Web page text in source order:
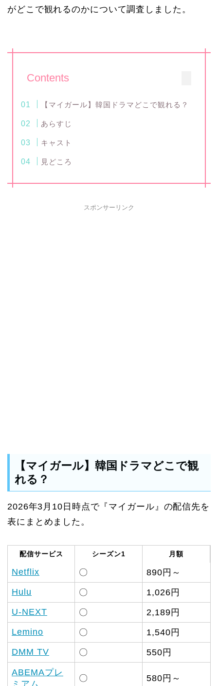
がどこで観れるのかについて調査しました。
Contents
【マイガール】韓国ドラマどこで観れる？
あらすじ
キャスト
見どころ
スポンサーリンク
【マイガール】韓国ドラマどこで観
れる？
2026年3月10日時点で『マイガール』の配信先を
表にまとめました。
配信サービス シーズン1 月額
Netflix 〇
890円～
Hulu
〇
1,026円
U-NEXT
〇
2,189円
Lemino
〇
1,540円
DMM TV
〇 550円
ABEMAプレ
〇 580円～